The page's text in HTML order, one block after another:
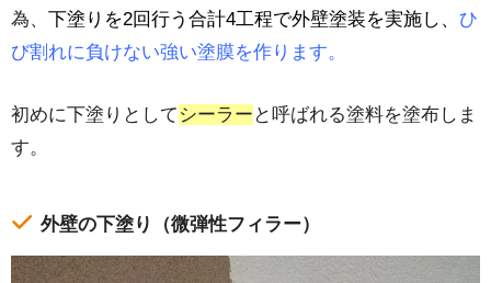
為、 下塗りを2回行う合計4工程で外壁塗装を実施し、 ひ
び割れに負けない強い塗膜を作ります。
初めに下塗りとして シーラー と呼ばれる塗料を塗布しま
す。
外壁の下塗り（微弾性フィラー）